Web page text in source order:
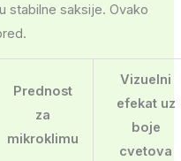
stabilne saksije. Ovako
Prednost
za
mikroklimu
Vizuelni
efekat uz
boje
cvetova